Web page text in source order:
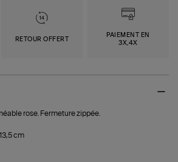
RETOUR OFFERT
PAIEMENT EN
3X,4X
rose. Fermeture zippée.
cm